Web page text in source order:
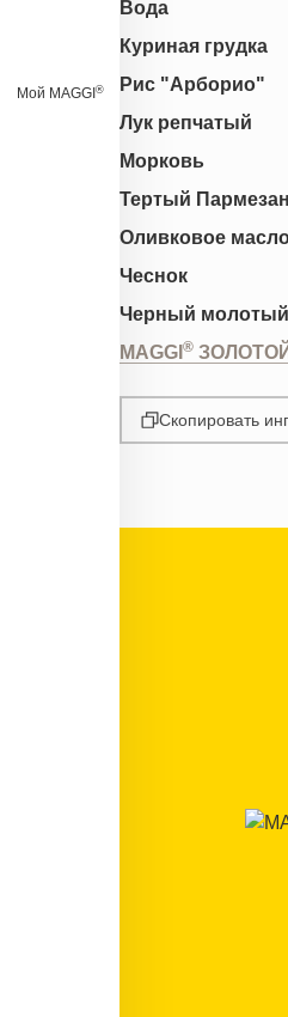
Мой MAGGI ®
Вода
Куриная грудка
Рис "Арборио"
Лук репчатый
Морковь
Тертый Пармезан
Оливковое
Чеснок
Черный
MAGGI ® ЗОЛОТОЙ
Скопировать